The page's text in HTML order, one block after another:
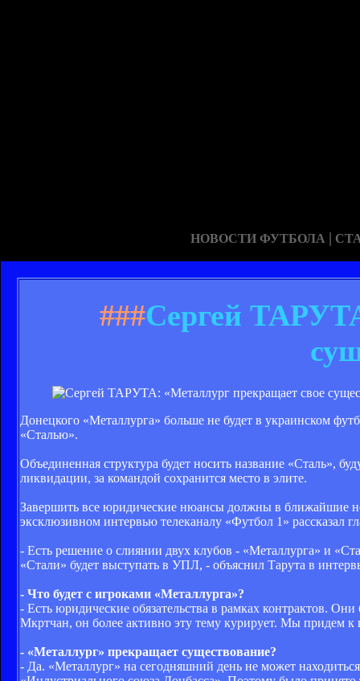
НОВОСТИ ФУТБОЛА |
###Сергей
Донецкого «Металлурга» больше не будет в украинском
«Сталью».
Объединенная структура будет носить название «Сталь»,
ликвидации, за командой сохранится место в элите.
Завершить все юридические нюансы должны в ближайшие
эксклюзивном интервью телеканалу «Футбол 1» рассказал
- Есть решение о слиянии двух клубов - «Металлурга» и
«Стали» будет выступать в УПЛ, - объяснил Тарута в
- Что будет с игроками «Металлурга»?
- Есть юридические обязательства в рамках контрактов.
Мкртчан, он более активно эту тему курирует. Мы придем к
- «Металлург» прекращает существование?
- Да. «Металлург» на сегодняшний день не может